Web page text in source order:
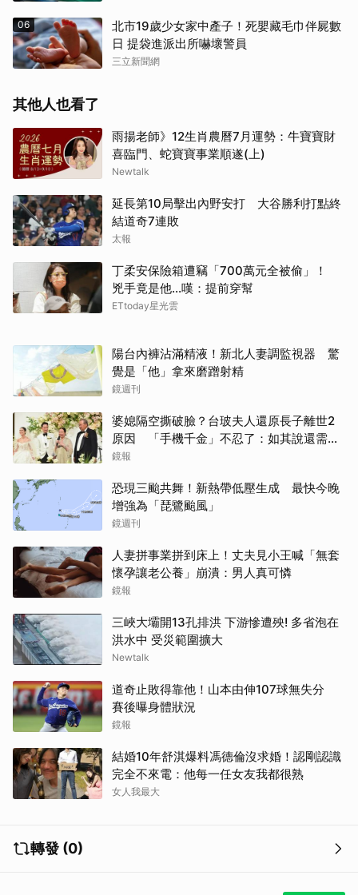
06
北市19歲少女家中產子！死嬰藏毛巾伴屍數
日 提袋進派出所嚇壞警員
三立新聞網
其他人也看了
雨揚老師》12生肖農曆7月運勢：牛寶寶財
喜臨門、蛇寶寶事業順遂(上)
Newtalk
延長第10局擊出內野安打 大谷勝利打點終
結道奇7連敗
太報
丁柔安保險箱遭竊「700萬元全被偷」！
兇手竟是他...嘆：提前穿幫
ETtoday星光雲
陽台內褲沾滿精液！新北人妻調監視器 驚
覺是「他」拿來磨蹭射精
鏡週刊
婆媳隔空撕破臉？台玻夫人還原長子離世2
原因 「手機千金」不忍了：如其說還需要
離開嗎？
鏡報
恐現三颱共舞！新熱帶低壓生成 最快今晚
增強為「琵鷺颱風」
鏡週刊
人妻拼事業拼到床上！丈夫見小王喊「無套
懷孕讓老公養」崩潰：男人真可憐
鏡報
三峽大壩開13孔排洪 下游慘遭殃! 多省泡在
洪水中 受災範圍擴大
Newtalk
道奇止敗得靠他！山本由伸107球無失分
賽後曝身體狀況
鏡報
結婚10年舒淇爆料馮德倫沒求婚！認剛認識
完全不來電：他每一任女友我都很熟
女人我最大
轉發 (0)
取消